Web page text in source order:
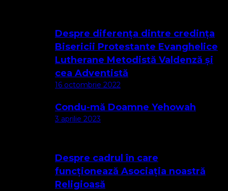
Despre diferența dintre credința
Bisericii Protestante Evanghelice
Lutherane Metodistă Valdenză și
cea Adventistă
16 octombrie 2022
Condu-mă Doamne Yehowah
3 aprilie 2023
Despre cadrul în care
funcționează Asociația noastră
Religioasă